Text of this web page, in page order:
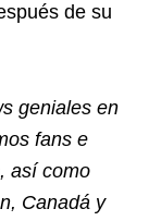
de su
geniales en
fans e
así como
Canadá y